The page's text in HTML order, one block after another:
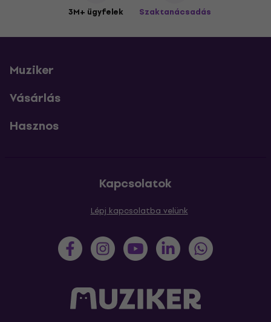
3M+ ügyfelek Szaktanácsadás
Muziker
Vásárlás
Hasznos
Kapcsolatok
Lépj kapcsolatba velünk